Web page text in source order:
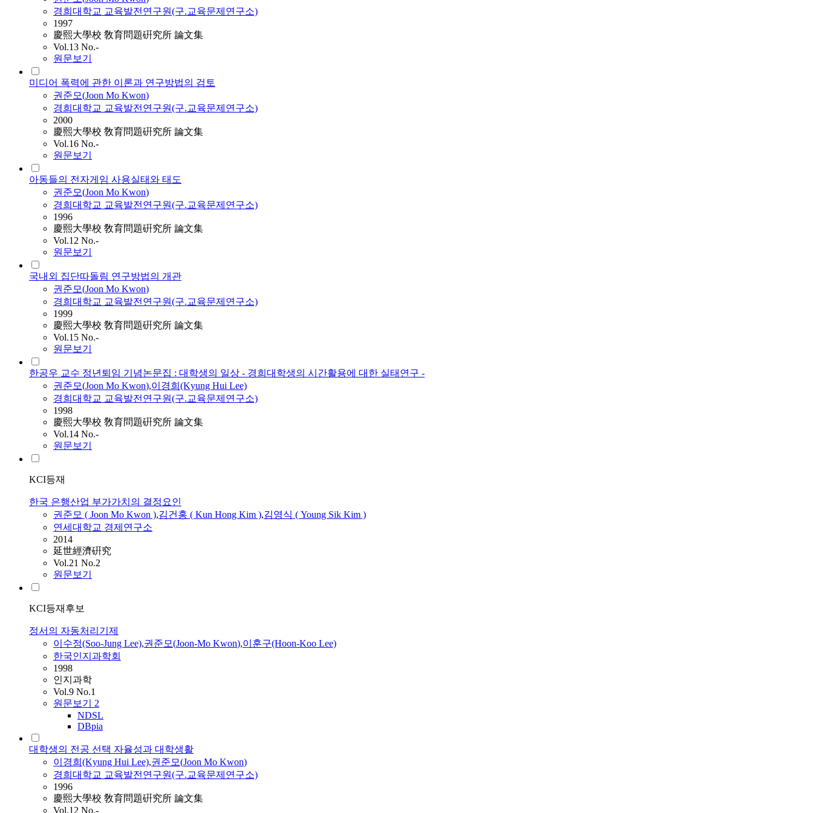
경희대학교 교육발전연구원(구.교육문제연구소)
1997
慶熙大學校 敎育問題硏究所 論文集
Vol.13 No.-
원문보기
미디어 폭력에 관한 이론과 연구방법의 검토
권준모(Joon Mo Kwon)
경희대학교 교육발전연구원(구.교육문제연구소)
2000
慶熙大學校 敎育問題硏究所 論文集
Vol.16 No.-
원문보기
아동들의 전자게임 사용실태와 태도
권준모(Joon Mo Kwon)
경희대학교 교육발전연구원(구.교육문제연구소)
1996
慶熙大學校 敎育問題硏究所 論文集
Vol.12 No.-
원문보기
국내외 집단따돌림 연구방법의 개관
권준모(Joon Mo Kwon)
경희대학교 교육발전연구원(구.교육문제연구소)
1999
慶熙大學校 敎育問題硏究所 論文集
Vol.15 No.-
원문보기
한공우 교수 정년퇴임 기념논문집 : 대학생의 일상 - 경희대학생의 시간활용에 대한 실태연구 -
권준모(Joon Mo Kwon),이경희(Kyung Hui Lee)
경희대학교 교육발전연구원(구.교육문제연구소)
1998
慶熙大學校 敎育問題硏究所 論文集
Vol.14 No.-
원문보기
KCI등재
한국 은행산업 부가가치의 결정요인
권준모 ( Joon Mo Kwon ),김건홍 ( Kun Hong Kim ),김영식 ( Young Sik Kim )
연세대학교 경제연구소
2014
延世經濟硏究
Vol.21 No.2
원문보기
KCI등재후보
정서의 자동처리기제
이수정(Soo-Jung Lee),권준모(Joon-Mo Kwon),이훈구(Hoon-Koo Lee)
한국인지과학회
1998
인지과학
Vol.9 No.1
원문보기 2
NDSL
DBpia
대학생의 전공 선택 자율성과 대학생활
이경희(Kyung Hui Lee),권준모(Joon Mo Kwon)
경희대학교 교육발전연구원(구.교육문제연구소)
1996
慶熙大學校 敎育問題硏究所 論文集
Vol.12 No.-